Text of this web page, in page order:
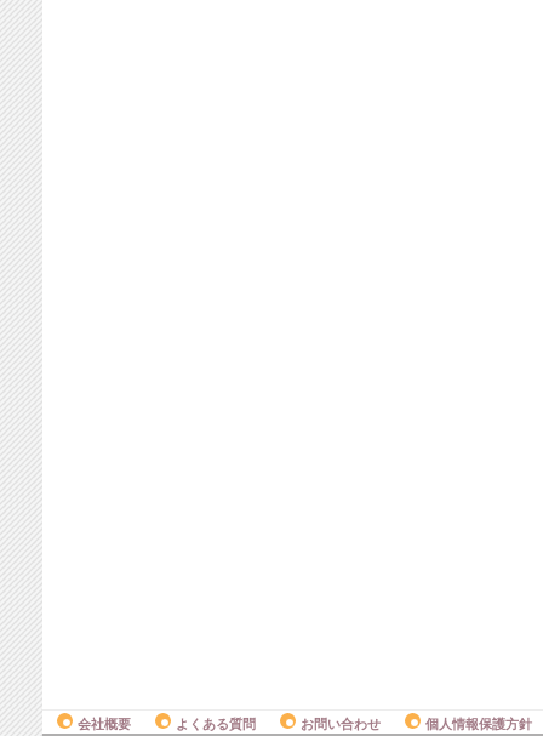
会社概要 よくある質問 お問い合わせ 個人情報保護方針